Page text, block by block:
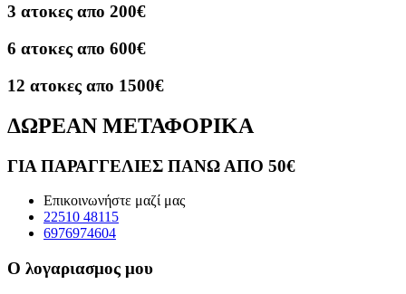
3 ατοκες απο 200€
6 ατοκες απο 600€
12 ατοκες απο 1500€
ΔΩΡΕΑΝ ΜΕΤΑΦΟΡΙΚΑ
ΓΙΑ ΠΑΡΑΓΓΕΛΙΕΣ ΠΑΝΩ ΑΠΟ 50€
Επικοινωνήστε μαζί μας
22510 48115
6976974604
Ο λογαριασμος μου